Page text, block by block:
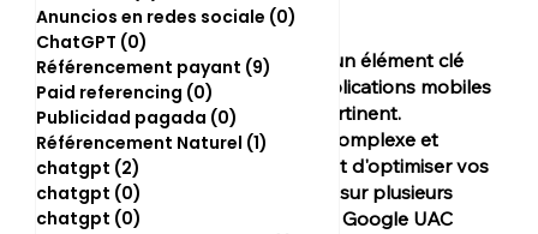
La publicité en ligne est un élément clé
pour promouvoir les applications mobiles
et atteindre un public pertinent.
Cependant, il peut être complexe et
fastidieux de configurer et d'optimiser vos
campagnes publicitaires sur plusieurs
plateformes. C'est là que Google UAC
Anuncios en redes sociale (0)
ChatGPT (0)
Référencement payant (9)
Paid referencing (0)
Publicidad pagada (0)
Référencement Naturel (1)
chatgpt (2)
chatgpt (0)
chatgpt (0)